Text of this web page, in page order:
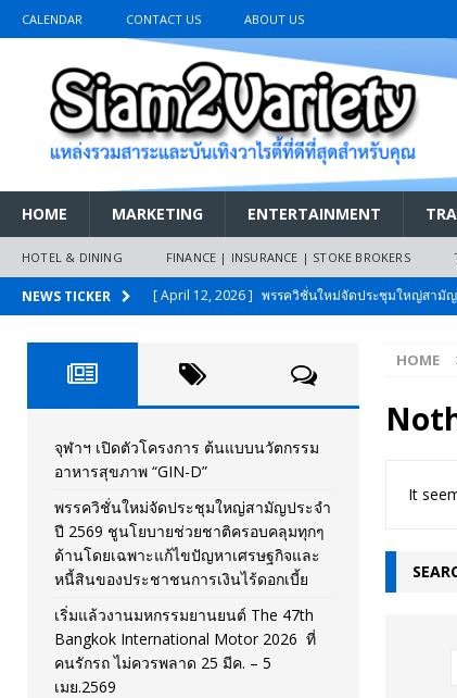
CALENDAR CONTACT US ABOUT US
HOME MARKETING ENTERTAINMENT
HOTEL & DINING FINANCE | INSURANCE | STOKE BROKERS
NEWS TICKER [ April 12, 2026 ] พรรควิชั่นใหม่จัดประชุมใหญ่สามั
[ March 26, 2026 ]
เริ่มแล้วงานมหกรรมยานยนต์
เมย.2569
AUTO NEWS
[ February 10, 2026 ] นครปฐมส้มไม่แผ่ว แต่บ้านใหญ่
วันที่สายอนุรักษ์นิยมเลิกรบกันเอง
[ November 26, 2025 ] i-Motor เปิดตัว BREEZE ปั
[ April 30, 2026 ] จุฬาฯ เปิดตัวโครงการ ต้นแบบนวัต
HOME
It
จุฬาฯ เปิดตัวโครงการ ต้นแบบนวัตกรรม
อาหารสุขภาพ “GIN-D”
พรรควิชั่นใหม่จัดประชุมใหญ่สามัญประจำ
ปี 2569 ชูนโยบายช่วยชาติครอบคลุมทุกๆ
ด้านโดยเฉพาะแก้ไขปัญหาเศรษฐกิจและ
หนี้สินของประชาชนการเงินไร้ดอกเบี้ย
เริ่มแล้วงานมหกรรมยานยนต์ The 47th
Bangkok International Motor 2026 ที่
คนรักรถ ไม่ควรพลาด 25 มีค. – 5
เมย.2569